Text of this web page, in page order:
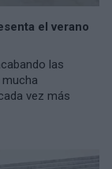
el verano
las
vez más